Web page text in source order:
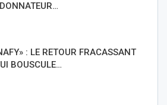
: LE RETOUR FRACASSANT
BOUSCULE…